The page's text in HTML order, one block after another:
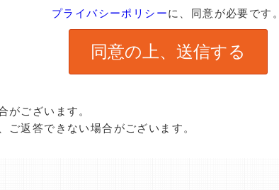
プライバシーポリシーに、同意が必要です。
がございます。
返答できない場合がございます。